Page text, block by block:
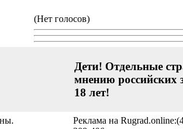
(Нет голосов)
Дети! Отдельные
мнению российских
18 лет!
Реклама на